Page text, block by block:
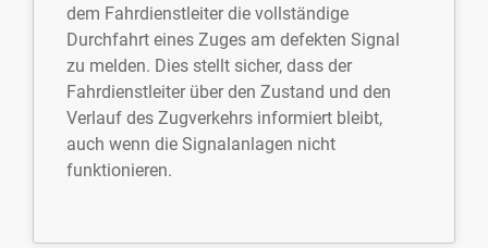
dem Fahrdienstleiter die vollständige
Durchfahrt eines Zuges am defekten Signal
zu melden. Dies stellt sicher, dass der
Fahrdienstleiter über den Zustand und den
Verlauf des Zugverkehrs informiert bleibt,
auch wenn die Signalanlagen nicht
funktionieren.